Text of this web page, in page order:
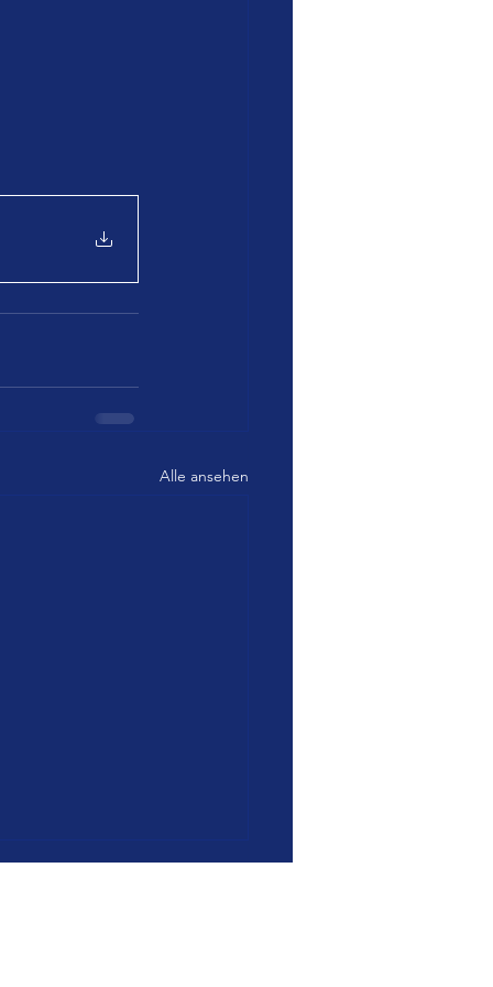
Alle ansehen